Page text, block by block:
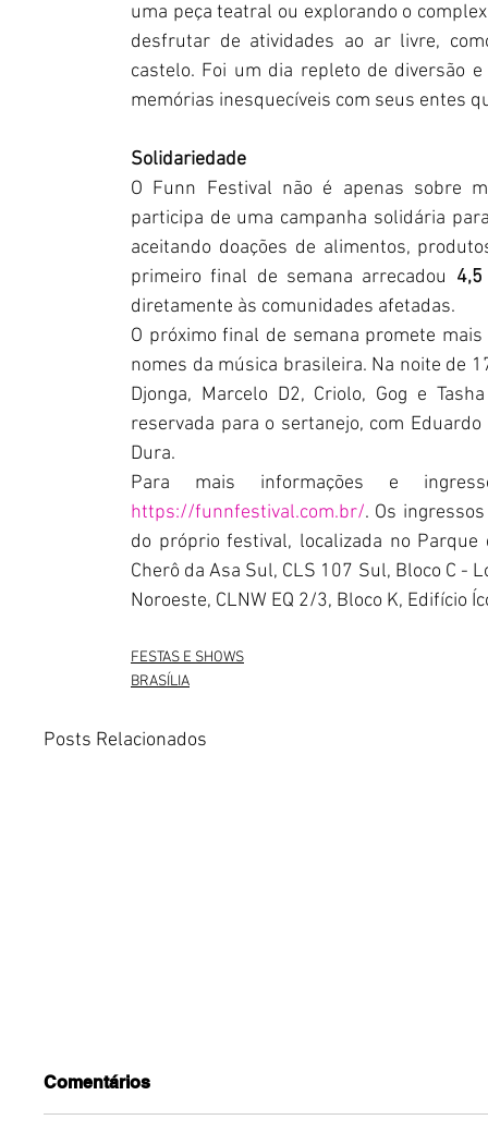
uma peça teatral ou explorando o
desfrutar de atividades ao ar livre,
castelo. Foi um dia repleto de diversão
memórias inesquecíveis com seus entes
Solidariedade
O Funn Festival não é apenas sobre
participa de uma campanha solidária
aceitando doações de alimentos,
primeiro final de semana arrecadou
diretamente às comunidades afetadas.
O próximo final de semana promete
nomes da música brasileira. Na noite de
Djonga, Marcelo D2, Criolo, Gog e
reservada para o sertanejo, com
Dura.
Para mais informações e
https://funnfestival.com.br/. Os
do próprio festival, localizada no
Cherô da Asa Sul, CLS 107 Sul, Bloco C -
Noroeste, CLNW EQ 2/3, Bloco K, Edifício
FESTAS E SHOWS
BRASÍLIA
Posts Relacionados
Comentários